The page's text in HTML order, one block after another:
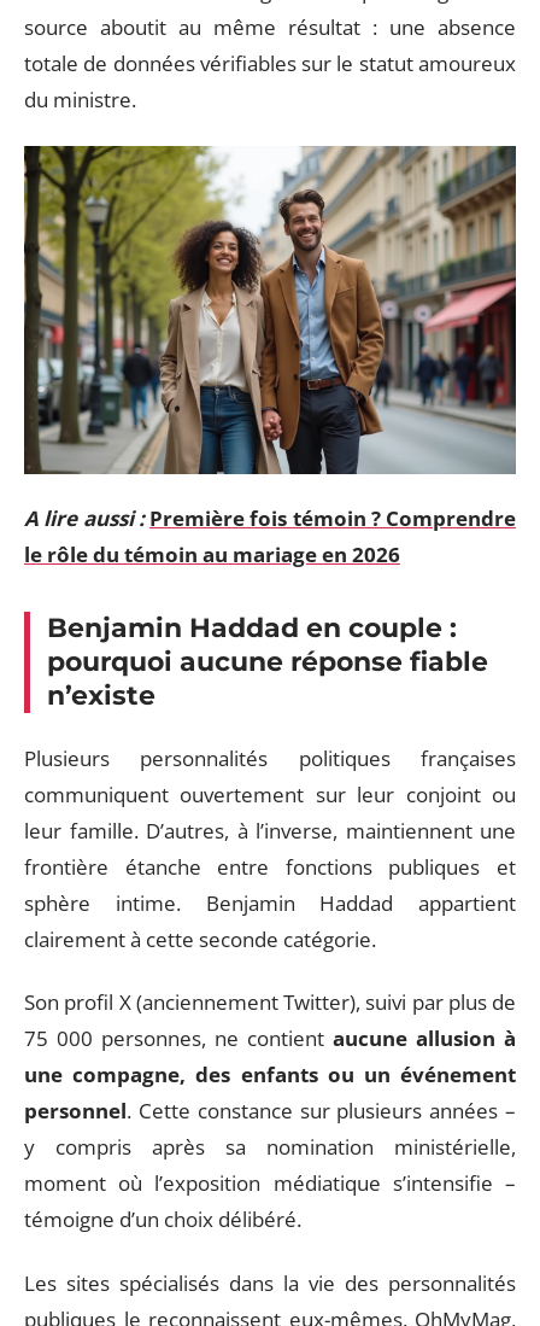
source aboutit au même résultat : une absence
totale de données vérifiables sur le statut amoureux
du ministre.
A lire aussi : Première fois témoin ? Comprendre
le rôle du témoin au mariage en 2026
Benjamin Haddad en couple :
pourquoi aucune réponse fiable
n’existe
Plusieurs personnalités politiques françaises
communiquent ouvertement sur leur conjoint ou
leur famille. D’autres, à l’inverse, maintiennent une
frontière étanche entre fonctions publiques et
sphère intime. Benjamin Haddad appartient
clairement à cette seconde catégorie.
Son profil X (anciennement Twitter), suivi par plus de
75 000 personnes, ne contient aucune allusion à
une compagne, des enfants ou un événement
personnel. Cette constance sur plusieurs années –
y compris après sa nomination ministérielle,
moment où l’exposition médiatique s’intensifie –
témoigne d’un choix délibéré.
Les sites spécialisés dans la vie des personnalités
publiques le reconnaissent eux-mêmes. OhMyMag,